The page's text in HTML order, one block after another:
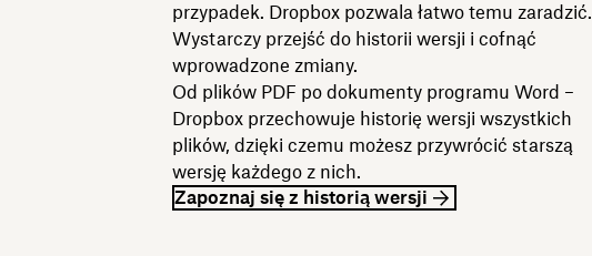
przypadek. Dropbox pozwala łatwo temu zaradzić.
Wystarczy przejść do historii wersji i cofnąć
wprowadzone zmiany.
Od plików PDF po dokumenty programu Word –
Dropbox przechowuje historię wersji wszystkich
plików, dzięki czemu możesz przywrócić starszą
wersję każdego z nich.
Zapoznaj się z historią wersji